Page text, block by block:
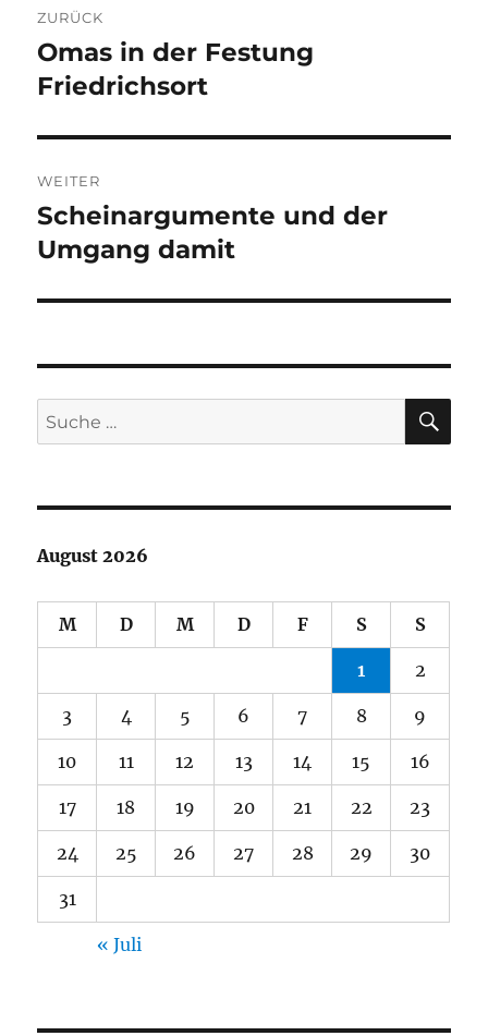
ZURÜCK
Vorheriger
Beitrag:
Omas in der Festung
Friedrichsort
WEITER
Nächster
Beitrag:
Scheinargumente und der
Umgang damit
Suche
nach:
August 2026
M D M D F S S
1 2
3 4 5 6 7 8 9
10 11 12 13 14 15 16
17 18 19 20 21 22 23
24 25 26 27 28 29 30
31
« Juli